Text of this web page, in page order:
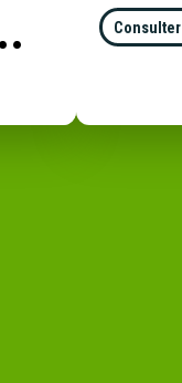
Consulter